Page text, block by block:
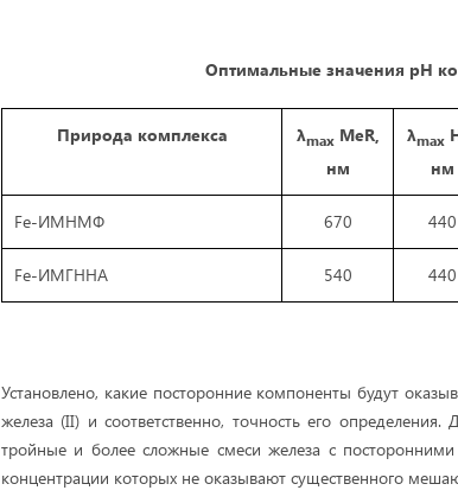
Оптимальные значения pH
Природа комплекса λmaxMeR,
нм
λmax
нм
Fe-ИМНМФ 670 440
Fe-ИМГННА 540 440
Установлено, какие посторонние компоненты будут
железа (II) и соответственно, точность его
тройные и более сложные смеси железа с
концентрации которых не оказывают существенного